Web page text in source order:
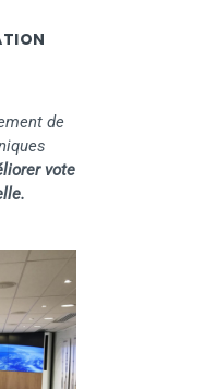
de
vote